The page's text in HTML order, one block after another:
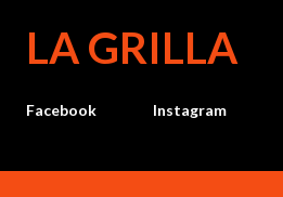
LA GRILLA
Facebook Instagram